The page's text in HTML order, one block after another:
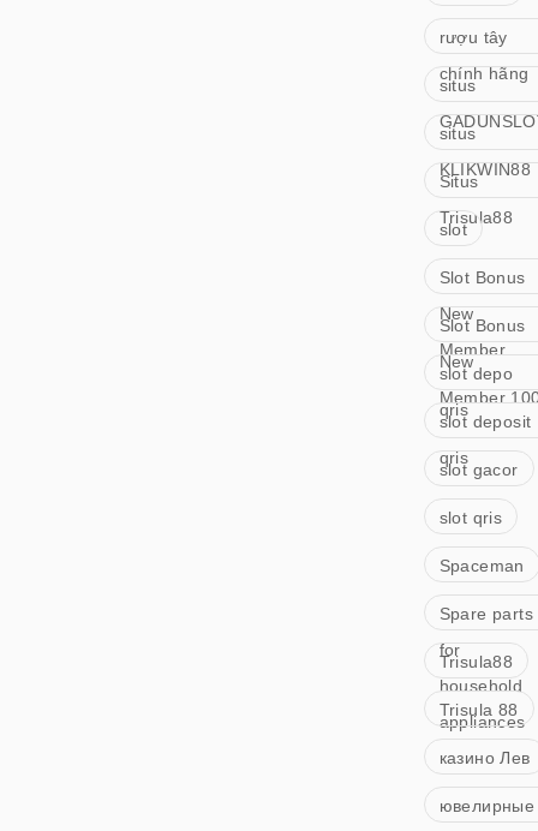
rượu tây
chính hãng
situs
situs
KLIKWIN88
Situs
Trisula88
slot
Slot Bonus
New
Member
Slot Bonus
New
Member
slot depo
qris
slot deposit
qris
slot gacor
slot qris
Spaceman
Spare parts
for
household
appliances
Trisula88
Trisula 88
казино Лев
ювелирные